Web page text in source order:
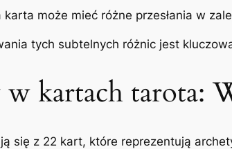
karta może mieć różne przesłania w
tych subtelnych różnic jest
kartach tarota:
się z 22 kart, które reprezentują